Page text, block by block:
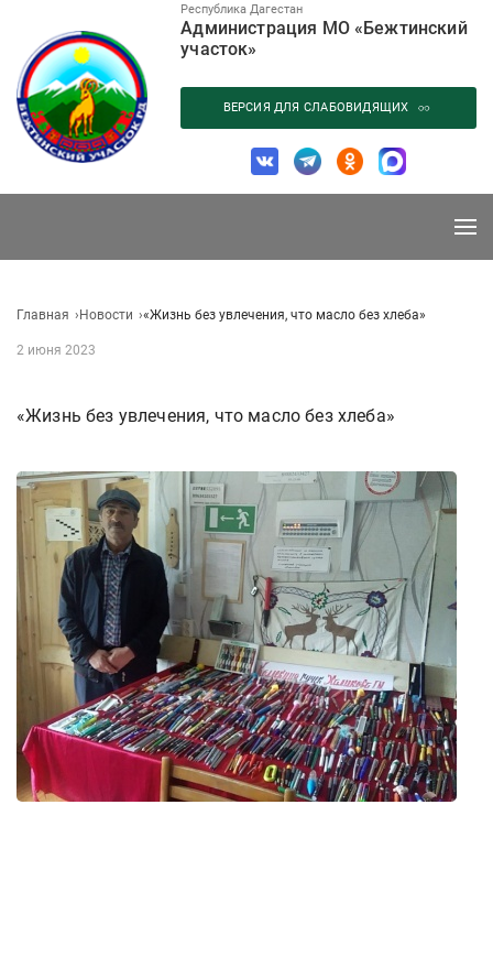
содержанию
Республика Дагестан
Администрация МО «Бежтинский
участок»
ВЕРСИЯ ДЛЯ СЛАБОВИДЯЩИХ
Главная Новости «Жизнь без увлечения, что масло без хлеба»
2 июня 2023
«Жизнь без увлечения, что масло без хлеба»